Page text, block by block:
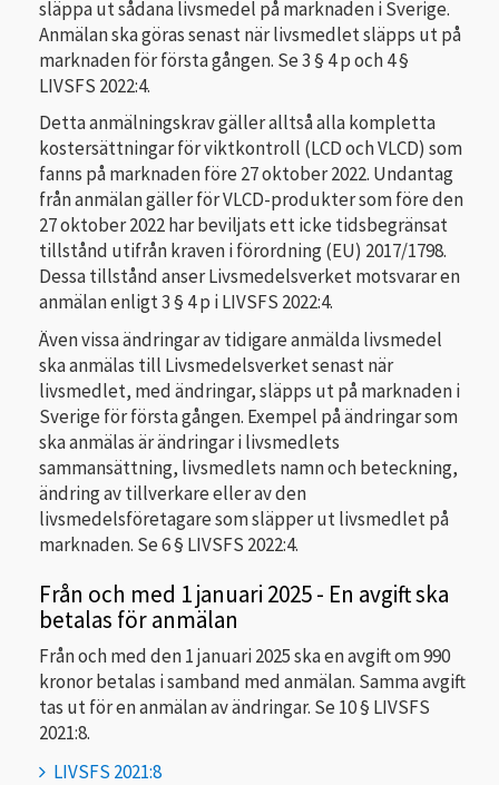
släppa ut sådana livsmedel på marknaden i Sverige.
Anmälan ska göras senast när livsmedlet släpps ut på
marknaden för första gången. Se 3 § 4 p och 4 §
LIVSFS 2022:4.
Detta anmälningskrav gäller alltså alla kompletta
kostersättningar för viktkontroll (LCD och VLCD) som
fanns på marknaden före 27 oktober 2022. Undantag
från anmälan gäller för VLCD-produkter som före den
27 oktober 2022 har beviljats ett icke tidsbegränsat
tillstånd utifrån kraven i förordning (EU) 2017/1798.
Dessa tillstånd anser Livsmedelsverket motsvarar en
anmälan enligt 3 § 4 p i LIVSFS 2022:4.
Även vissa ändringar av tidigare anmälda livsmedel
ska anmälas till Livsmedelsverket senast när
livsmedlet, med ändringar, släpps ut på marknaden i
Sverige för första gången. Exempel på ändringar som
ska anmälas är ändringar i livsmedlets
sammansättning, livsmedlets namn och beteckning,
ändring av tillverkare eller av den
livsmedelsföretagare som släpper ut livsmedlet på
marknaden. Se 6 § LIVSFS 2022:4.
Från och med 1 januari 2025 - En avgift ska
betalas för anmälan
Från och med den 1 januari 2025 ska en avgift om 990
kronor betalas i samband med anmälan. Samma avgift
tas ut för en anmälan av ändringar. Se 10 § LIVSFS
2021:8.
LIVSFS 2021:8